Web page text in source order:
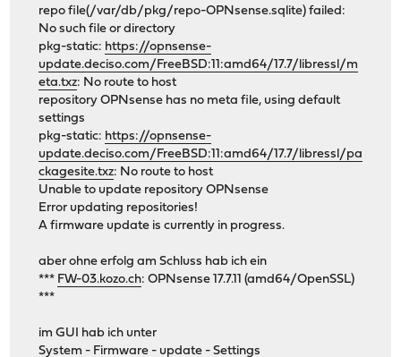
repo file(/var/db/pkg/repo-OPNsense.sqlite) failed:
No such file or directory
pkg-static: https://opnsense-
update.deciso.com/FreeBSD:11:amd64/17.7/libressl/m
eta.txz: No route to host
repository OPNsense has no meta file, using default
settings
pkg-static: https://opnsense-
update.deciso.com/FreeBSD:11:amd64/17.7/libressl/pa
ckagesite.txz: No route to host
Unable to update repository OPNsense
Error updating repositories!
A firmware update is currently in progress.
aber ohne erfolg am Schluss hab ich ein
*** FW-03.kozo.ch: OPNsense 17.7.11 (amd64/OpenSSL)
***
im GUI hab ich unter
System - Firmware - update - Settings